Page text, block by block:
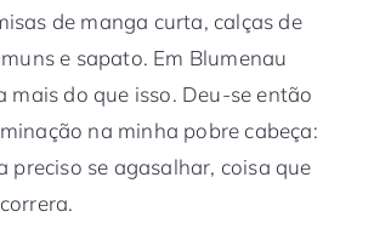
de manga curta, calças de
e sapato. Em Blumenau
mais do que isso. Deu-se então
na minha pobre cabeça:
preciso se agasalhar, coisa que